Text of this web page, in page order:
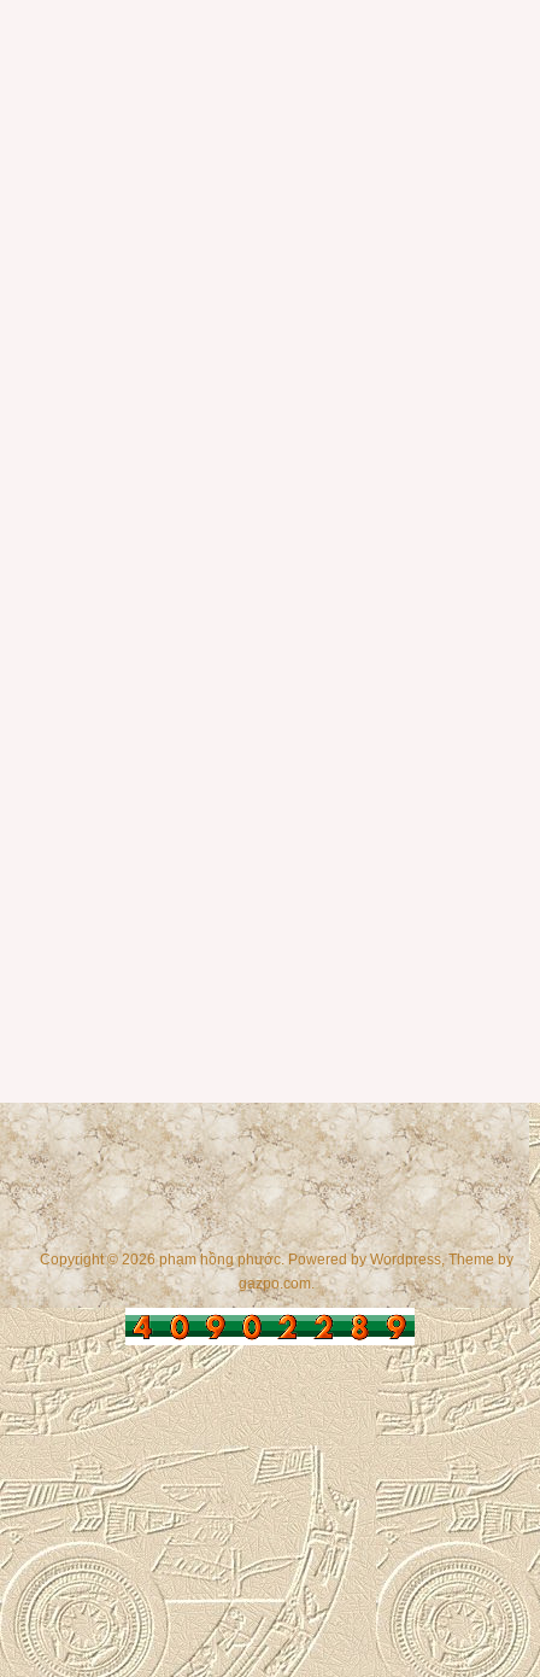
Copyright © 2026 phạm hồng phước. Powered byWordpress, Theme by
gazpo.com.